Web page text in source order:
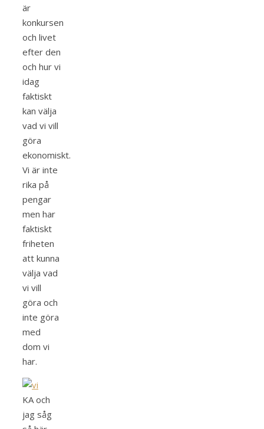
är
konkursen
och livet
efter den
och hur vi
idag
faktiskt
kan välja
vad vi vill
göra
ekonomiskt.
Vi är inte
rika på
pengar
men har
faktiskt
friheten
att kunna
välja vad
vi vill
göra och
inte göra
med
dom vi
har.
KA och
jag såg